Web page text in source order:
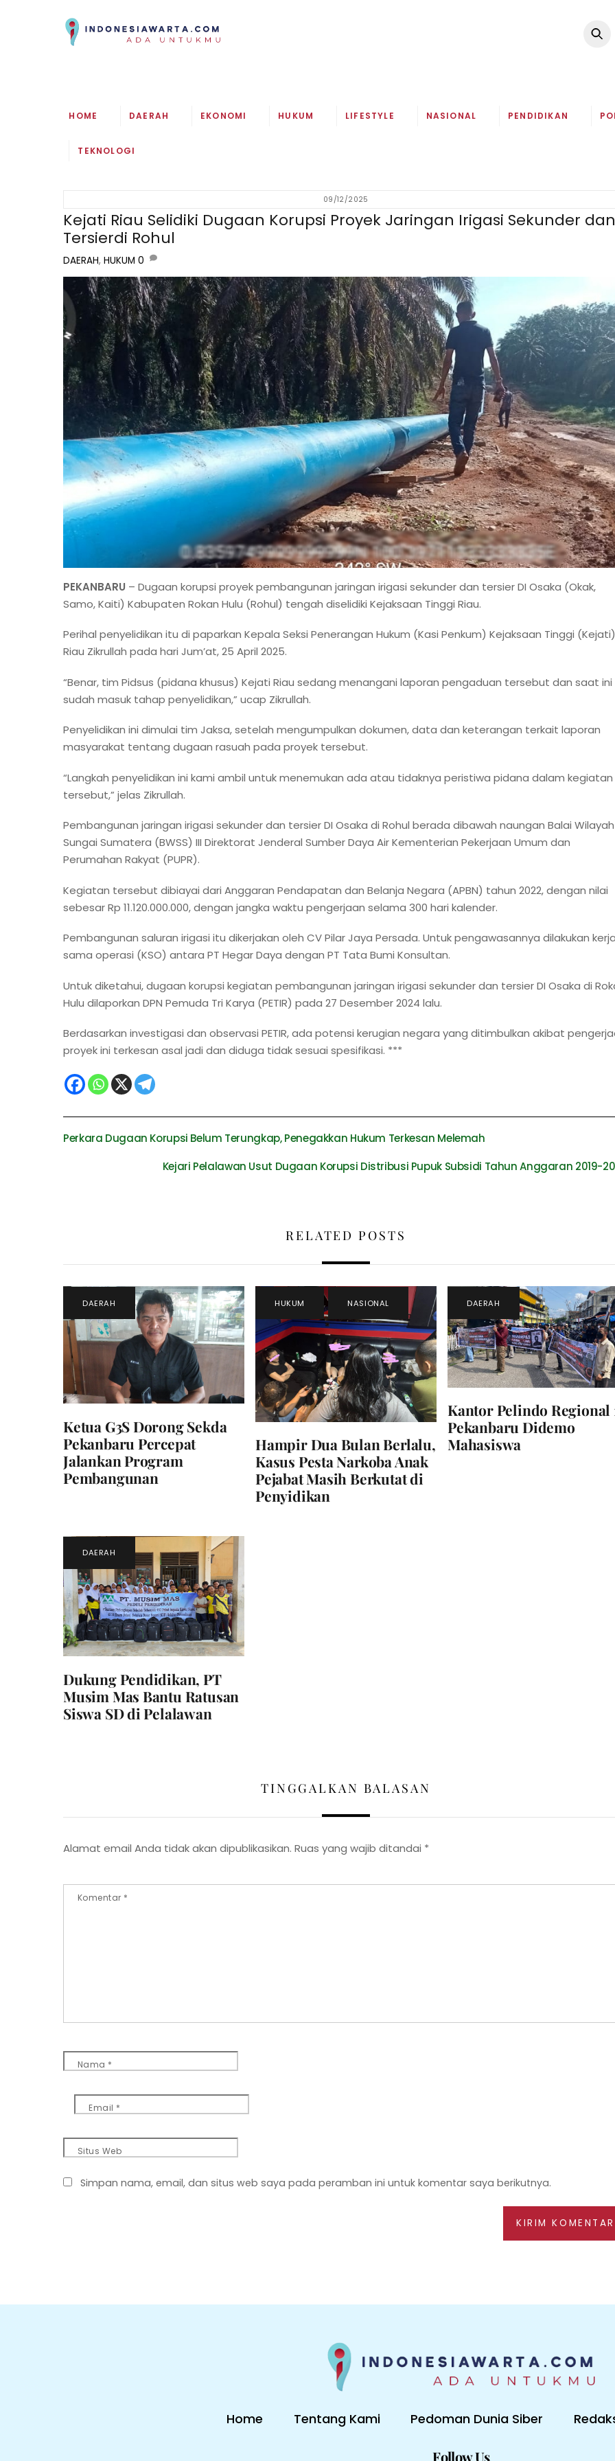
HOME DAERAH EKONOMI HUKUM LIFESTYLE NASIONAL PENDIDIKAN
TEKNOLOGI
09/12/2025
Kejati Riau Selidiki Dugaan Korupsi Proyek Jaringan Irigasi Sekunder dan
Tersierdi Rohul
DAERAH, HUKUM 0
PEKANBARU – Dugaan korupsi proyek pembangunan jaringan irigasi sekunder dan tersier DI Osaka (Okak,
Samo, Kaiti) Kabupaten Rokan Hulu (Rohul) tengah diselidiki Kejaksaan Tinggi Riau.
Perihal penyelidikan itu di paparkan Kepala Seksi Penerangan Hukum (Kasi Penkum) Kejaksaan Tinggi (Kejati)
Riau Zikrullah pada hari Jum’at, 25 April 2025.
“Benar, tim Pidsus (pidana khusus) Kejati Riau sedang menangani laporan pengaduan tersebut dan saat ini
sudah masuk tahap penyelidikan,” ucap Zikrullah.
Penyelidikan ini dimulai tim Jaksa, setelah mengumpulkan dokumen, data dan keterangan terkait laporan
masyarakat tentang dugaan rasuah pada proyek tersebut.
“Langkah penyelidikan ini kami ambil untuk menemukan ada atau tidaknya peristiwa pidana dalam kegiatan
tersebut,” jelas Zikrullah.
Pembangunan jaringan irigasi sekunder dan tersier DI Osaka di Rohul berada dibawah naungan Balai Wilayah
Sungai Sumatera (BWSS) III Direktorat Jenderal Sumber Daya Air Kementerian Pekerjaan Umum dan
Perumahan Rakyat (PUPR).
Kegiatan tersebut dibiayai dari Anggaran Pendapatan dan Belanja Negara (APBN) tahun 2022, dengan nilai
sebesar Rp 11.120.000.000, dengan jangka waktu pengerjaan selama 300 hari kalender.
Pembangunan saluran irigasi itu dikerjakan oleh CV Pilar Jaya Persada. Untuk pengawasannya dilakukan
sama operasi (KSO) antara PT Hegar Daya dengan PT Tata Bumi Konsultan.
Untuk diketahui, dugaan korupsi kegiatan pembangunan jaringan irigasi sekunder dan tersier DI Osaka di
Hulu dilaporkan DPN Pemuda Tri Karya (PETIR) pada 27 Desember 2024 lalu.
Berdasarkan investigasi dan observasi PETIR, ada potensi kerugian negara yang ditimbulkan akibat
proyek ini terkesan asal jadi dan diduga tidak sesuai spesifikasi. ***
Perkara Dugaan Korupsi Belum Terungkap, Penegakkan Hukum Terkesan Melemah
Kejari Pelalawan Usut Dugaan Korupsi Distribusi Pupuk Subsidi Tahun Anggaran 2019-
RELATED POSTS
DAERAH
Ketua G3S Dorong Sekda
Pekanbaru Percepat
Jalankan Program
Pembangunan
HUKUM , NASIONAL
Hampir Dua Bulan Berlalu,
Kasus Pesta Narkoba Anak
Pejabat Masih Berkutat di
Penyidikan
DAERAH
Kantor Pelindo Regional
Pekanbaru Didemo
Mahasiswa
DAERAH
Dukung Pendidikan, PT
Musim Mas Bantu Ratusan
Siswa SD di Pelalawan
TINGGALKAN BALASAN
Alamat email Anda tidak akan dipublikasikan. Ruas yang wajib ditandai *
Komentar *
Nama *
Email *
Situs Web
Simpan nama, email, dan situs web saya pada peramban ini untuk komentar saya berikutnya.
Home Tentang Kami Pedoman Dunia Siber
Follow Us